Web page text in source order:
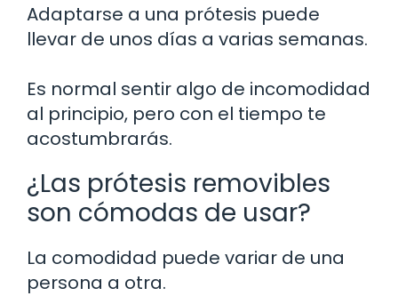
Adaptarse a una prótesis puede
llevar de unos días a varias semanas.
Es normal sentir algo de incomodidad
al principio, pero con el tiempo te
acostumbrarás.
¿Las prótesis removibles
son cómodas de usar?
La comodidad puede variar de una
persona a otra.